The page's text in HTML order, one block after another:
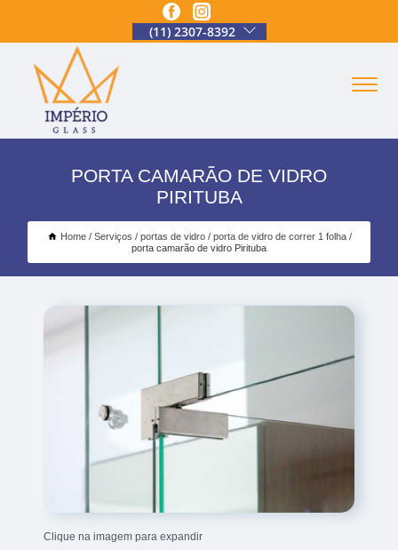
(11) 2307-8392
PORTA CAMARÃO DE VIDRO
PIRITUBA
Home Serviços portas de vidro
porta de vidro de correr 1 folha
porta camarão de vidro Pirituba
Clique na imagem para expandir